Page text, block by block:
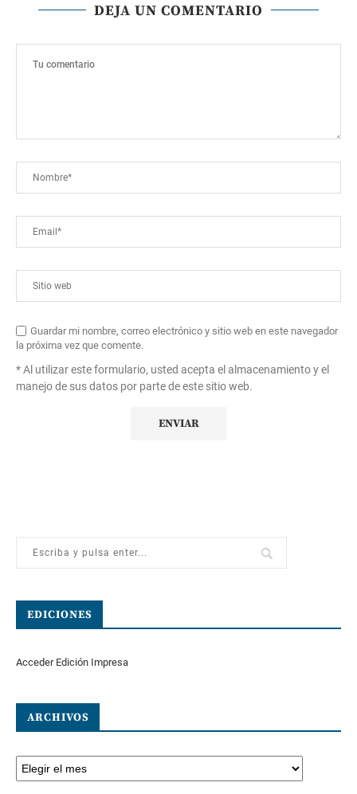
DEJA UN COMENTARIO
Guardar mi nombre, correo electrónico y sitio web en este navegador
la próxima vez que comente.
* Al utilizar este formulario, usted acepta el almacenamiento y el
manejo de sus datos por parte de este sitio web.
EDICIONES
Acceder Edición Impresa
ARCHIVOS